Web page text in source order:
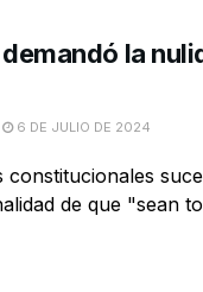
la
6 DE JULIO DE 2024
de que "sean